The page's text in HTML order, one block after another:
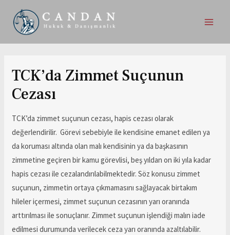
TCK’da Zimmet Suçunun
Cezası
TCK’da zimmet suçunun cezası, hapis cezası olarak
değerlendirilir. Görevi sebebiyle ile kendisine emanet edilen ya
da koruması altında olan malı kendisinin ya da başkasının
zimmetine geçiren bir kamu görevlisi, beş yıldan on iki yıla kadar
hapis cezası ile cezalandırılabilmektedir. Söz konusu zimmet
suçunun, zimmetin ortaya çıkmamasını sağlayacak birtakım
hileler içermesi, zimmet suçunun cezasının yarı oranında
arttırılması ile sonuçlanır. Zimmet suçunun işlendiği malın iade
edilmesi durumunda verilecek ceza yarı oranında azaltılabilir.